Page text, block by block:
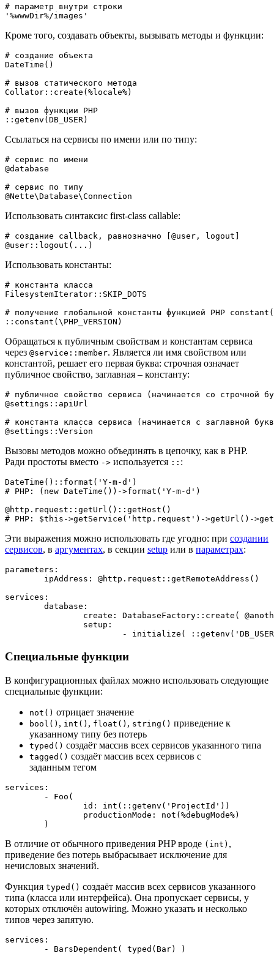
# параметр внутри строки
Кроме того, создавать объекты, вызывать методы и функции:
# создание объекта
DateTime()
# вызов статического метода
Collator::create(%locale%)
# вызов функции PHP
Ссылаться на сервисы по имени или по типу:
# сервис по имени
@database
# сервис по типу
Использовать синтаксис first-class callable:
# создание callback, равнозначно [@user, logout]
Использовать константы:
# константа класса
FilesystemIterator::SKIP_DOTS
# получение глобальной константы функцией PHP
Обращаться к публичным свойствам и константам сервиса
через @service::member. Является ли имя свойством или
константой, решает его первая буква: строчная означает
публичное свойство, заглавная – константу:
# публичное свойство сервиса (начинается со строчной
@settings::apiUrl
# константа класса сервиса (начинается с заглавной
Вызовы методов можно объединять в цепочку, как в PHP.
Ради простоты вместо -> используется :: :
DateTime()::format('Y-m-d')
# PHP: (new DateTime())->format('Y-m-d')
@http.request::getUrl()::getHost()
Эти выражения можно использовать где угодно: при создании
сервисов, в аргументах, в секции setup или в параметрах:
parameters:
services:
Специальные функции
В конфигурационных файлах можно использовать следующие
специальные функции:
not() отрицает значение
bool() , int() , float() , string() приведение к
указанному типу без потерь
typed() создаёт массив всех сервисов указанного типа
tagged() создаёт массив всех сервисов с
заданным тегом
services:
В отличие от обычного приведения PHP вроде (int) ,
приведение без потерь выбрасывает исключение для
нечисловых значений.
Функция typed() создаёт массив всех сервисов указанного
типа (класса или интерфейса). Она пропускает сервисы, у
которых отключён autowiring. Можно указать и несколько
типов через запятую.
services: